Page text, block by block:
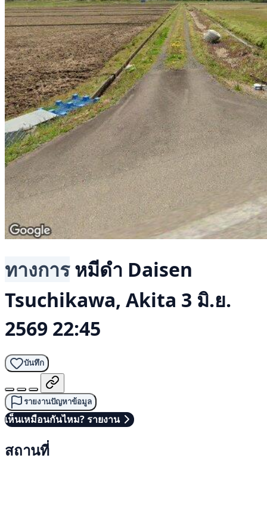
ทางการ หมีดำ Daisen
Tsuchikawa, Akita 3 มิ.ย.
2569 22:45
บันทึก
รายงานปัญหาข้อมูล
เห็นเหมือนกันไหม? รายงาน
สถานที่